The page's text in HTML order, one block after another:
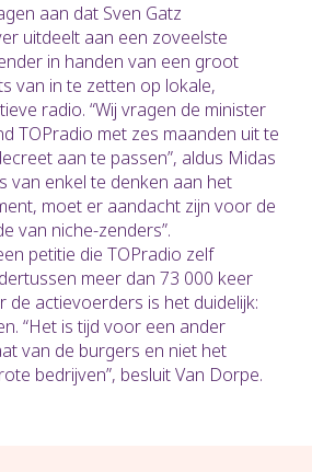
aan dat Sven Gatz
uitdeelt aan een zoveelste
in handen van een groot
van in te zetten op lokale,
radio. “Wij vragen de minister
TOPradio met zes maanden uit te
aan te passen”, aldus Midas
van enkel te denken aan het
moet er aandacht zijn voor de
van niche-zenders”.
petitie die TOPradio zelf
meer dan 73 000 keer
de actievoerders is het duidelijk:
“Het is tijd voor een ander
van de burgers en niet het
bedrijven”, besluit Van Dorpe.